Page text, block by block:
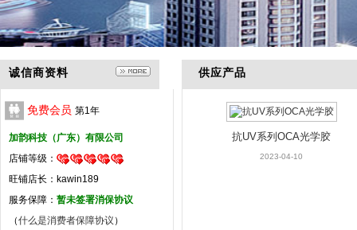
诚信商资料
免费会员 第1 年
加韵科技（广东）有限公司
店铺等级：
旺铺店长：kawin189
服务保障： 暂未签署消保协议
（什么是消费者保障协议 ）
供应产品
抗UV系列OCA光学胶
2023-04-10